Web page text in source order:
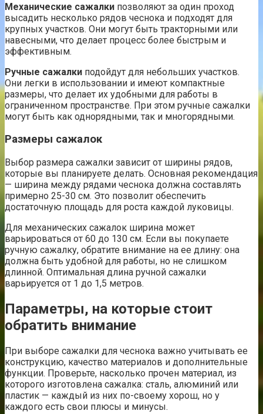
Механические сажалки позволяют за один проход
высадить несколько рядов чеснока и подходят для
крупных участков. Они могут быть тракторными или
навесными, что делает процесс более быстрым и
эффективным.
Ручные сажалки подойдут для небольших участков.
Они легки в использовании и имеют компактные
размеры, что делает их удобными для работы в
ограниченном пространстве. При этом ручные сажалки
могут быть как однорядными, так и многорядными.
Размеры сажалок
Выбор размера сажалки зависит от ширины рядов,
которые вы планируете делать. Основная рекомендация
— ширина между рядами чеснока должна составлять
примерно 25-30 см. Это позволит обеспечить
достаточную площадь для роста каждой луковицы.
Для механических сажалок ширина может
варьироваться от 60 до 130 см. Если вы покупаете
ручную сажалку, обратите внимание на ее длину: она
должна быть удобной для работы, но не слишком
длинной. Оптимальная длина ручной сажалки
варьируется от 1 до 1,5 метров.
Параметры, на которые стоит
обратить внимание
При выборе сажалки для чеснока важно учитывать ее
конструкцию, качество материалов и дополнительные
функции. Проверьте, насколько прочен материал, из
которого изготовлена сажалка: сталь, алюминий или
пластик — каждый из них по-своему хорош, но у
каждого есть свои плюсы и минусы.